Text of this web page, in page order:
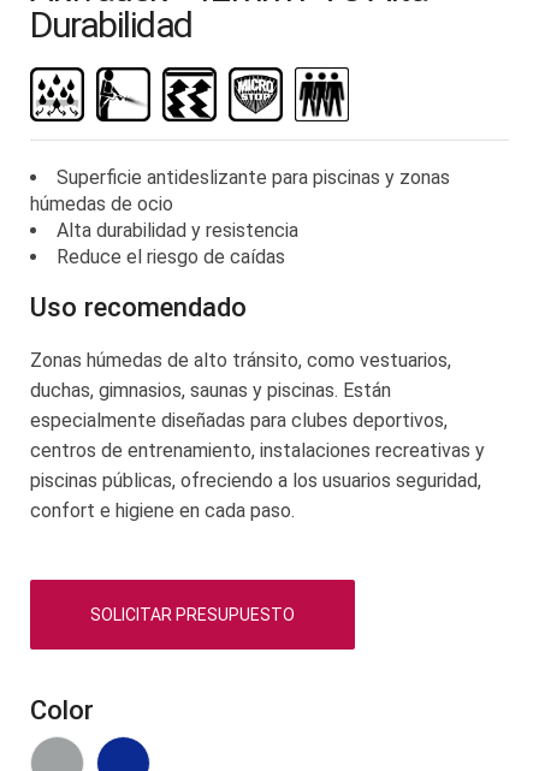
de
imágenes
Durabilidad
Superficie antideslizante para piscinas y zonas
húmedas de ocio
Alta durabilidad y resistencia
Reduce el riesgo de caídas
Uso recomendado
Zonas húmedas de alto tránsito, como vestuarios,
duchas, gimnasios, saunas y piscinas. Están
especialmente diseñadas para clubes deportivos,
centros de entrenamiento, instalaciones recreativas y
piscinas públicas, ofreciendo a los usuarios seguridad,
confort e higiene en cada paso.
SOLICITAR PRESUPUESTO
Color